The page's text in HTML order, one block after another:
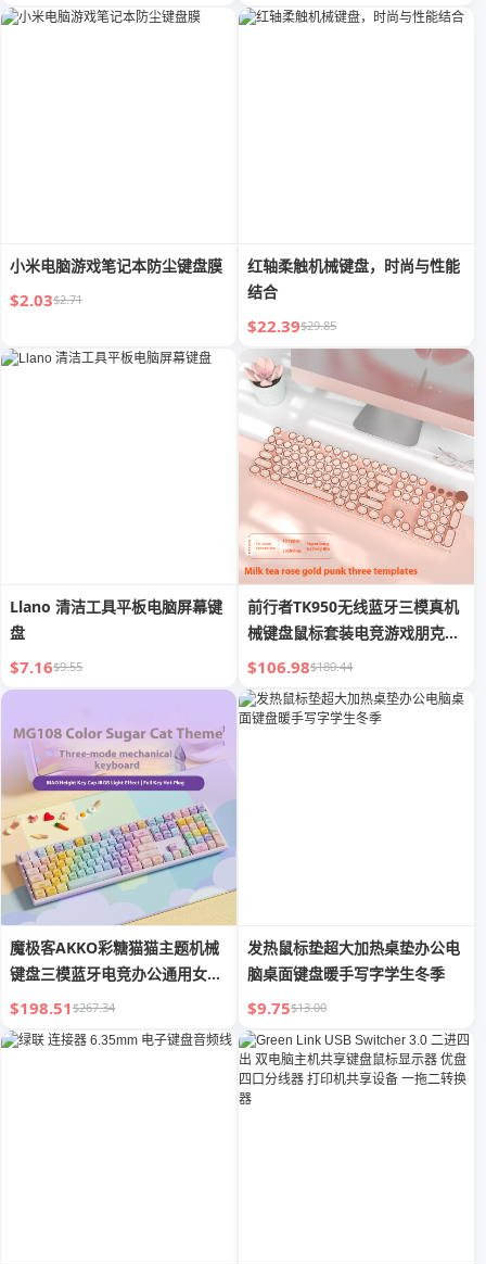
小米电脑游戏笔记本防尘键盘膜
$2.03$2.71
红轴柔触机械键盘，时尚与性能
结合
$22.39$29.85
Llano 清洁工具平板电脑屏幕键
盘
$7.16$9.55
前行者TK950无线蓝牙三模真机
械键盘鼠标套装电竞游戏朋克键
盘usb
$106.98$180.44
魔极客AKKO彩糖猫猫主题机械
键盘三模蓝牙电竞办公通用女生
键盘
$198.51$267.34
发热鼠标垫超大加热桌垫办公电
脑桌面键盘暖手写字学生冬季
$9.75$13.00